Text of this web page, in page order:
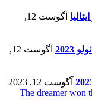
آگوست 12,
آگوست 12,
آگوست 12, 2023